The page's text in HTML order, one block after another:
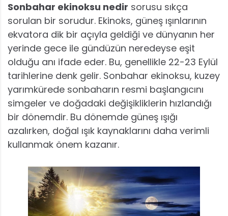
Sonbahar ekinoksu nedir sorusu sıkça
sorulan bir sorudur. Ekinoks, güneş ışınlarının
ekvatora dik bir açıyla geldiği ve dünyanın her
yerinde gece ile gündüzün neredeyse eşit
olduğu anı ifade eder. Bu, genellikle 22-23 Eylül
tarihlerine denk gelir. Sonbahar ekinoksu, kuzey
yarımkürede sonbaharın resmi başlangıcını
simgeler ve doğadaki değişikliklerin hızlandığı
bir dönemdir. Bu dönemde güneş ışığı
azalırken, doğal ışık kaynaklarını daha verimli
kullanmak önem kazanır.